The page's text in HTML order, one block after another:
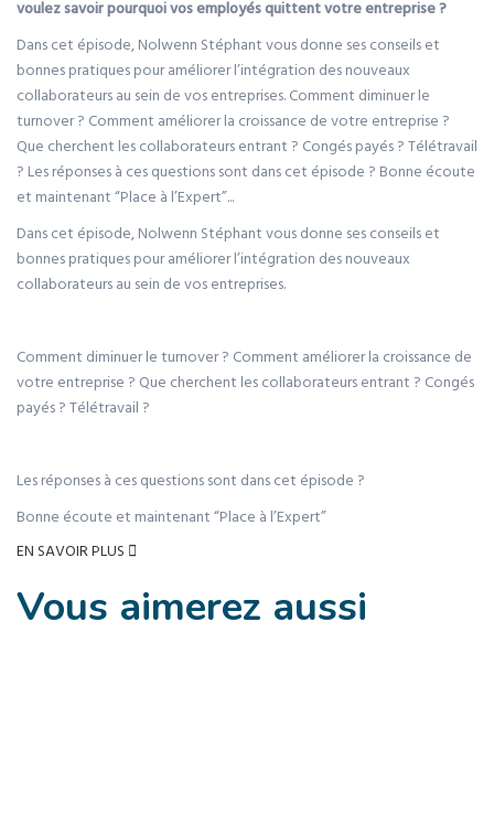
voulez savoir pourquoi vos employés quittent votre entreprise ?
Dans cet épisode, Nolwenn Stéphant vous donne ses conseils et
bonnes pratiques pour améliorer l’intégration des nouveaux
collaborateurs au sein de vos entreprises. Comment diminuer le
turnover ? Comment améliorer la croissance de votre entreprise ?
Que cherchent les collaborateurs entrant ? Congés payés ? Télétravail
? Les réponses à ces questions sont dans cet épisode ? Bonne écoute
et maintenant “Place à l’Expert”...
Dans cet épisode, Nolwenn Stéphant vous donne ses conseils et
bonnes pratiques pour améliorer l’intégration des nouveaux
collaborateurs au sein de vos entreprises.
Comment diminuer le turnover ? Comment améliorer la croissance de
votre entreprise ? Que cherchent les collaborateurs entrant ? Congés
payés ? Télétravail ?
Les réponses à ces questions sont dans cet épisode ?
Bonne écoute et maintenant “Place à l’Expert”
EN SAVOIR PLUS
Vous aimerez aussi